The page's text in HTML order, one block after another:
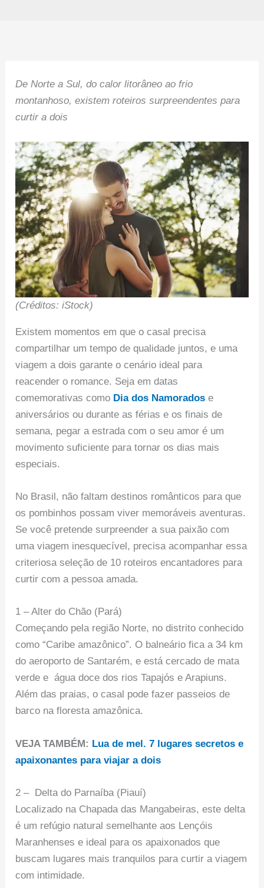
De Norte a Sul, do calor litorâneo ao frio
montanhoso, existem roteiros surpreendentes para
curtir a dois
(Créditos: iStock)
Existem momentos em que o casal precisa
compartilhar um tempo de qualidade juntos, e uma
viagem a dois garante o cenário ideal para
reacender o romance. Seja em datas
comemorativas como Dia dos Namorados e
aniversários ou durante as férias e os finais de
semana, pegar a estrada com o seu amor é um
movimento suficiente para tornar os dias mais
especiais.
No Brasil, não faltam destinos românticos para que
os pombinhos possam viver memoráveis aventuras.
Se você pretende surpreender a sua paixão com
uma viagem inesquecível, precisa acompanhar essa
criteriosa seleção de 10 roteiros encantadores para
curtir com a pessoa amada.
1 – Alter do Chão (Pará)
Começando pela região Norte, no distrito conhecido
como “Caribe amazônico”. O balneário fica a 34 km
do aeroporto de Santarém, e está cercado de mata
verde e água doce dos rios Tapajós e Arapiuns.
Além das praias, o casal pode fazer passeios de
barco na floresta amazônica.
VEJA TAMBÉM: Lua de mel. 7 lugares secretos e
apaixonantes para viajar a dois
2 – Delta do Parnaíba (Piauí)
Localizado na Chapada das Mangabeiras, este delta
é um refúgio natural semelhante aos Lençóis
Maranhenses e ideal para os apaixonados que
buscam lugares mais tranquilos para curtir a viagem
com intimidade.